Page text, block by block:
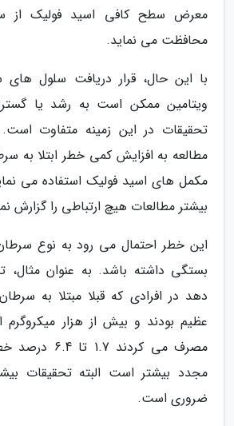
معرض سطح کافی اسید فولیک از
محافظت می نماید.
با این حال، قرار دریافت سلول
ویتامین ممکن است به رشد یا
تحقیقات در این زمینه متفاوت
مطالعه به افزایش کمی خطر ابتلا به
مکمل های اسید فولیک استفاده می
بیشتر مطالعات هیچ ارتباطی را گزارش
این خطر احتمال می رود به نوع
بستگی داشته باشد. به عنوان
دهد در افرادی که قبلا مبتلا به
عظیم بودند و بیش از هزار میکروگرم
مصرف می کردند
مجدد بیشتر است البته تحقیقات
ضروری است.